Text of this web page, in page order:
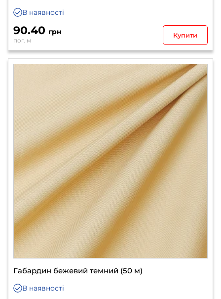
В наявності
90.40 грн
пог. м
Купити
Габардин бежевий темний (50 м)
В наявності